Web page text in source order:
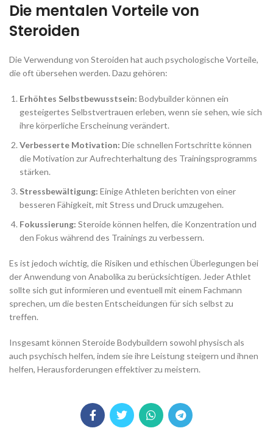
Die mentalen Vorteile von
Steroiden
Die Verwendung von Steroiden hat auch psychologische Vorteile,
die oft übersehen werden. Dazu gehören:
Erhöhtes Selbstbewusstsein: Bodybuilder können ein
gesteigertes Selbstvertrauen erleben, wenn sie sehen, wie sich
ihre körperliche Erscheinung verändert.
Verbesserte Motivation: Die schnellen Fortschritte können
die Motivation zur Aufrechterhaltung des Trainingsprogramms
stärken.
Stressbewältigung: Einige Athleten berichten von einer
besseren Fähigkeit, mit Stress und Druck umzugehen.
Fokussierung: Steroide können helfen, die Konzentration und
den Fokus während des Trainings zu verbessern.
Es ist jedoch wichtig, die Risiken und ethischen Überlegungen bei
der Anwendung von Anabolika zu berücksichtigen. Jeder Athlet
sollte sich gut informieren und eventuell mit einem Fachmann
sprechen, um die besten Entscheidungen für sich selbst zu
treffen.
Insgesamt können Steroide Bodybuildern sowohl physisch als
auch psychisch helfen, indem sie ihre Leistung steigern und ihnen
helfen, Herausforderungen effektiver zu meistern.